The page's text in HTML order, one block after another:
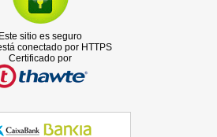
Este sitio es seguro
conectado por HTTPS
Certificado por